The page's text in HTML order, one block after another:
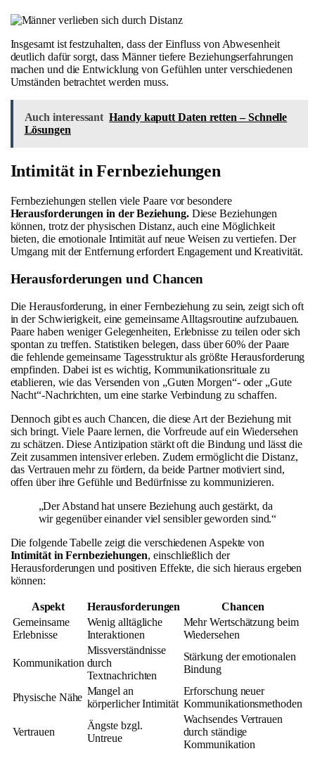
Insgesamt ist festzuhalten, dass der Einfluss von Abwesenheit
deutlich dafür sorgt, dass Männer tiefere Beziehungserfahrungen
machen und die Entwicklung von Gefühlen unter verschiedenen
Umständen betrachtet werden muss.
Auch interessant Handy kaputt Daten retten – Schnelle
Lösungen
Intimität in Fernbeziehungen
Fernbeziehungen stellen viele Paare vor besondere
Herausforderungen in der Beziehung.Diese Beziehungen
können, trotz der physischen Distanz, auch eine Möglichkeit
bieten, die emotionale Intimität auf neue Weisen zu vertiefen. Der
Umgang mit der Entfernung erfordert Engagement und Kreativität.
Herausforderungen und Chancen
Die Herausforderung, in einer Fernbeziehung zu sein, zeigt sich oft
in der Schwierigkeit, eine gemeinsame Alltagsroutine aufzubauen.
Paare haben weniger Gelegenheiten, Erlebnisse zu teilen oder sich
spontan zu treffen. Statistiken belegen, dass über 60% der Paare
die fehlende gemeinsame Tagesstruktur als größte Herausforderung
empfinden. Dabei ist es wichtig, Kommunikationsrituale zu
etablieren, wie das Versenden von „Guten Morgen“- oder „Gute
Nacht“-Nachrichten, um eine starke Verbindung zu schaffen.
Dennoch gibt es auch Chancen, die diese Art der Beziehung mit
sich bringt. Viele Paare lernen, die Vorfreude auf ein Wiedersehen
zu schätzen. Diese Antizipation stärkt oft die Bindung und lässt die
Zeit zusammen intensiver erleben. Zudem ermöglicht die Distanz,
das Vertrauen mehr zu fördern, da beide Partner motiviert sind,
offen über ihre Gefühle und Bedürfnisse zu kommunizieren.
„Der Abstand hat unsere Beziehung auch gestärkt, da
wir gegenüber einander viel sensibler geworden sind.“
Die folgende Tabelle zeigt die verschiedenen Aspekte von
Intimität in Fernbeziehungen, einschließlich der
Herausforderungen und positiven Effekte, die sich hieraus ergeben
können:
Aspekt Herausforderungen
Chancen
Gemeinsame
Erlebnisse
Wenig alltägliche
Interaktionen
Mehr Wertschätzung beim
Wiedersehen
Kommunikation
Missverständnisse
durch
Textnachrichten
Stärkung der emotionalen
Bindung
Physische Nähe
Mangel an
körperlicher Intimität
Erforschung neuer
Kommunikationsmethoden
Vertrauen
Ängste bzgl.
Untreue
Wachsendes Vertrauen
durch ständige
Kommunikation